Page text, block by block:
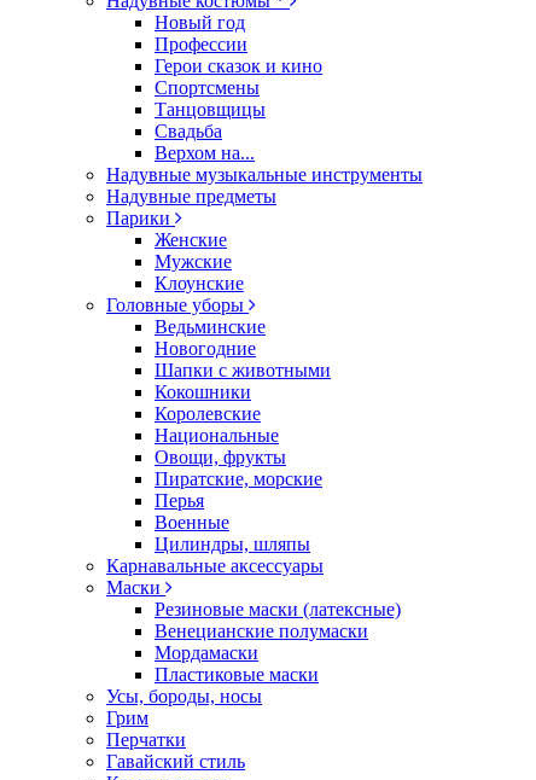
Новый год
Профессии
Герои сказок и кино
Спортсмены
Танцовщицы
Свадьба
Верхом на...
Надувные музыкальные инструменты
Надувные предметы
Парики
Женские
Мужские
Клоунские
Головные уборы
Ведьминские
Новогодние
Шапки с животными
Кокошники
Королевские
Национальные
Овощи, фрукты
Пиратские, морские
Перья
Военные
Цилиндры, шляпы
Карнавальные аксессуары
Маски
Резиновые маски (латексные)
Венецианские полумаски
Мордамаски
Пластиковые маски
Усы, бороды, носы
Грим
Перчатки
Гавайский стиль